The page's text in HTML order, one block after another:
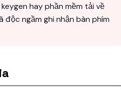
hay phần mềm tải về
ngầm ghi nhận bàn phím